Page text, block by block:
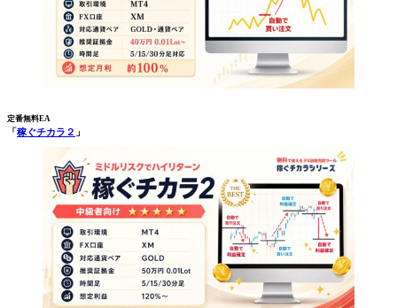
定番無料EA
「 稼ぐチカラ２ 」